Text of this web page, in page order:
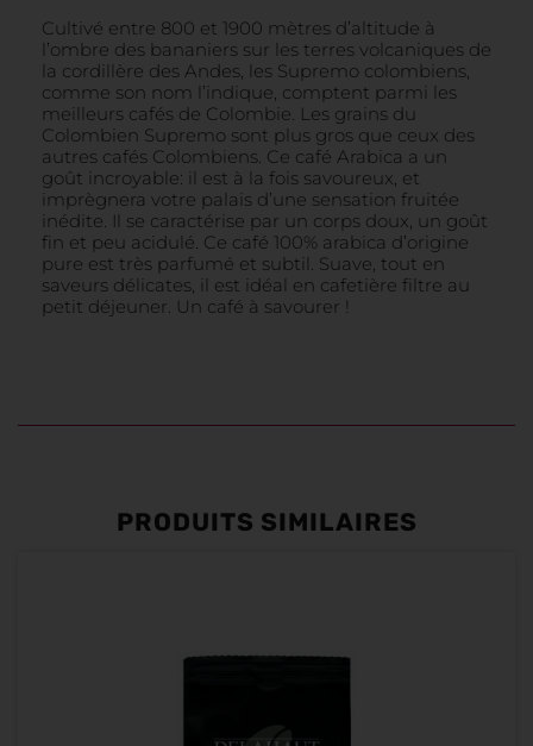
Cultivé entre 800 et 1900 mètres d’altitude à
l’ombre des bananiers sur les terres volcaniques de
la cordillère des Andes, les Supremo colombiens,
comme son nom l’indique, comptent parmi les
meilleurs cafés de Colombie. Les grains du
Colombien Supremo sont plus gros que ceux des
autres cafés Colombiens. Ce café Arabica a un
goût incroyable: il est à la fois savoureux, et
imprègnera votre palais d’une sensation fruitée
inédite. Il se caractérise par un corps doux, un goût
fin et peu acidulé. Ce café 100% arabica d’origine
pure est très parfumé et subtil. Suave, tout en
saveurs délicates, il est idéal en cafetière filtre au
petit déjeuner. Un café à savourer !
PRODUITS SIMILAIRES